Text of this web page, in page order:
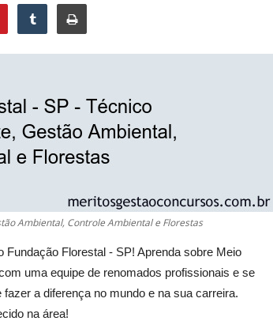
Ambiental, Controle Ambiental e Florestas
Florestal - SP! Aprenda sobre Meio
uma equipe de renomados profissionais e se
a diferença no mundo e na sua carreira.
na área!